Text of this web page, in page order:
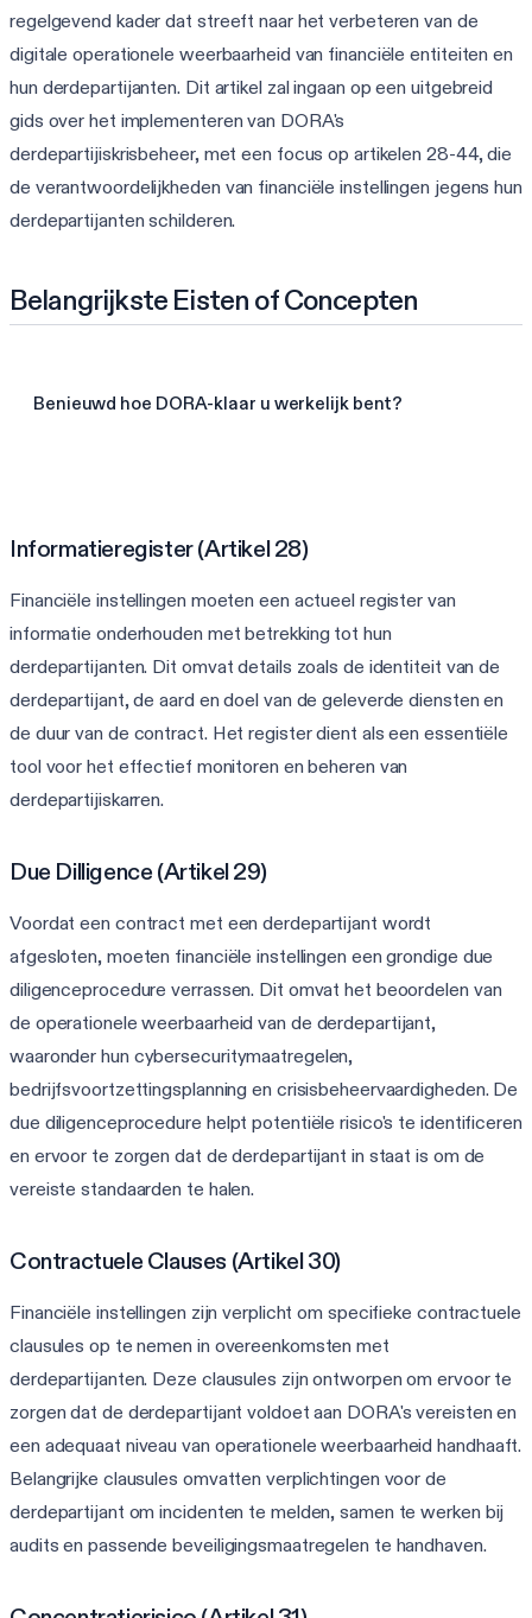
regelgevend kader dat streeft naar het verbeteren van de
digitale operationele weerbaarheid van financiële entiteiten en
hun derdepartijanten. Dit artikel zal ingaan op een uitgebreid
gids over het implementeren van DORA's
derdepartijiskrisbeheer, met een focus op artikelen 28-44, die
de verantwoordelijkheden van financiële instellingen jegens hun
derdepartijanten schilderen.
Belangrijkste Eisten of Concepten
Benieuwd hoe DORA-klaar u werkelijk bent?
Informatieregister (Artikel 28)
Financiële instellingen moeten een actueel register van
informatie onderhouden met betrekking tot hun
derdepartijanten. Dit omvat details zoals de identiteit van de
derdepartijant, de aard en doel van de geleverde diensten en
de duur van de contract. Het register dient als een essentiële
tool voor het effectief monitoren en beheren van
derdepartijiskarren.
Due Dilligence (Artikel 29)
Voordat een contract met een derdepartijant wordt
afgesloten, moeten financiële instellingen een grondige due
diligenceprocedure verrassen. Dit omvat het beoordelen van
de operationele weerbaarheid van de derdepartijant,
waaronder hun cybersecuritymaatregelen,
bedrijfsvoortzettingsplanning en crisisbeheervaardigheden. De
due diligenceprocedure helpt potentiële risico's te identificeren
en ervoor te zorgen dat de derdepartijant in staat is om de
vereiste standaarden te halen.
Contractuele Clauses (Artikel 30)
Financiële instellingen zijn verplicht om specifieke contractuele
clausules op te nemen in overeenkomsten met
derdepartijanten. Deze clausules zijn ontworpen om ervoor te
zorgen dat de derdepartijant voldoet aan DORA's vereisten en
een adequaat niveau van operationele weerbaarheid handhaaft.
Belangrijke clausules omvatten verplichtingen voor de
derdepartijant om incidenten te melden, samen te werken bij
audits en passende beveiligingsmaatregelen te handhaven.